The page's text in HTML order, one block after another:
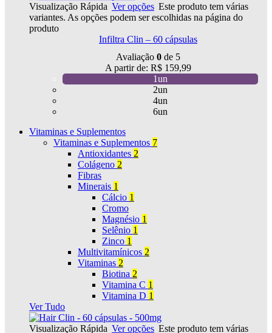
Visualização Rápida Ver opções Este produto tem várias
variantes. As opções podem ser escolhidas na página do
produto
Infiltra Clin – 60 cápsulas
Avaliação 0 de 5
A partir de: R$ 159,99
1un
2un
4un
6un
Vitaminas e Suplementos
Vitaminas e Suplementos 7
Antioxidantes 2
Colágeno 2
Fibras
Minerais 1
Cálcio 1
Cromo
Magnésio 1
Selênio 1
Zinco 1
Multivitamínicos 2
Vitaminas 2
Biotina 2
Vitamina C 1
Vitamina D 1
Ver Tudo
Visualização Rápida Ver opções Este produto tem várias